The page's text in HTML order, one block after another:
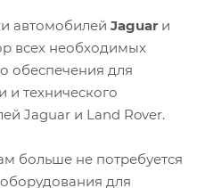
автомобилей Jaguar и
всех необходимых
обеспечения для
и технического
Jaguar и Land Rover.
больше не потребуется
для